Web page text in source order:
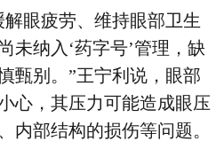
眼疲劳、维持眼部卫生
未纳入‘药字号’管理，缺
甄别。”王宁利说，眼部
心，其压力可能造成眼压
内部结构的损伤等问题。